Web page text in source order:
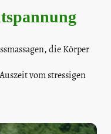
die Körper
vom stressigen